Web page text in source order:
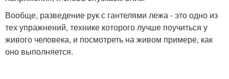
Вообще, разведение рук с гантелями лежа - это одно из
тех упражнений, технике которого лучше поучиться у
живого человека, и посмотреть на живом примере, как
оно выполняется.